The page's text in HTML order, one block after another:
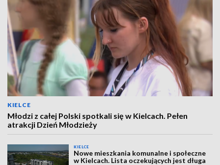
KIELCE
Młodzi z całej Polski spotkali się w Kielcach. Pełen
atrakcji Dzień Młodzieży
KIELCE
Nowe mieszkania komunalne i społeczne
w Kielcach. Lista oczekujących jest długa